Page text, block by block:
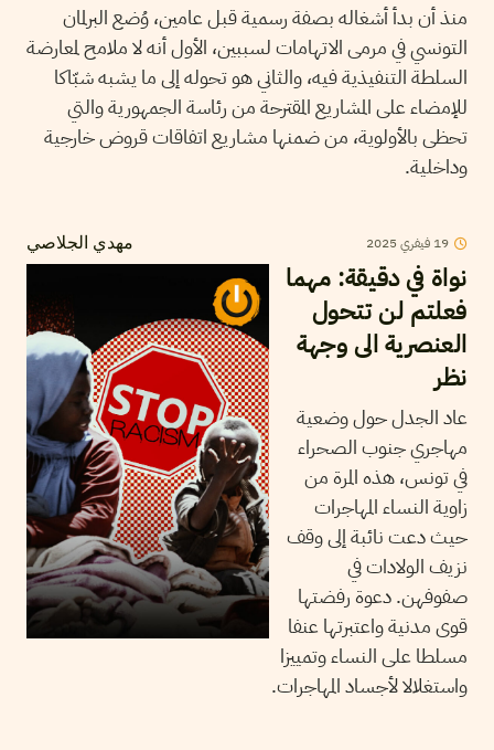
منذ أن بدأ أشغاله بصفة رسمية قبل عامين، وُضع البرلمان
التونسي في مرمى الاتهامات لسببين، الأول أنه لا ملامح لمعارضة
السلطة التنفيذية فيه، والثاني هو تحوله إلى ما يشبه شبّاكا
للإمضاء على المشاريع المقترحة من رئاسة الجمهورية والتي
تحظى بالأولوية، من ضمنها مشاريع اتفاقات قروض خارجية
وداخلية.
مهدي الجلاصي 19 فيفري 2025
نواة في دقيقة: مهما
فعلتم لن تتحول
العنصرية الى وجهة
نظر
عاد الجدل حول وضعية
مهاجري جنوب الصحراء
في تونس، هذه المرة من
زاوية النساء المهاجرات
حيث دعت نائبة إلى وقف
نزيف الولادات في
صفوفهن. دعوة رفضتها
قوى مدنية واعتبرتها عنفا
مسلطا على النساء وتمييزا
واستغلالا لأجساد المهاجرات.